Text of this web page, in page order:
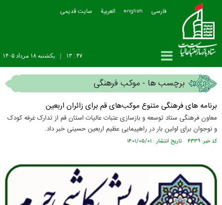
فارسی english العربیة سایت قدیمی
يکشنبه ۱۸ مرداد ۱۴۰۵ ۴۷ : ۱۳
برچسب ها - موکب فرهنگی
برنامه های فرهنگی متنوع موکب‌های قم برای زائران اربعین
معاون فرهنگی ستاد توسعه و بازسازی عتبات عالیات استان قم از تدارک غرفه کودک
و نوجوان برای اولین بار در راهپیمایی عظیم اربعین حسینی خبر داد.
کد خبر: ۴۳۳۹ تاریخ انتشار : ۱۴۰۱/۰۵/۰۱